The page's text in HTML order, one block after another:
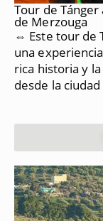
Tour de
de Merzouga
⇔ Este tour de
una
rica historia y
desde la